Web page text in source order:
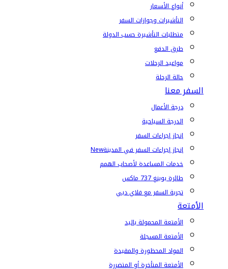
أنواع الأسعار
التأشيرات وجوازات السفر
متطلبات التأشيرة حسب الدولة
طرق الدفع
مواعيد الرحلات
حالة الرحلة
السفر معنا
درجة الأعمال
الدرجة السياحية
إنجاز إجراءات السفر
إنجاز إجراءات السفر في المدينةNew
خدمات المساعدة لأصحاب الهمم
طائرة بوينغ 737 ماكس
تجربة السفر مع فلاي دبي
الأمتعة
الأمتعة المحمولة باليد
الأمتعة المسجلة
المواد المحظورة والمقيدة
الأمتعة المتأخرة أو المتضررة